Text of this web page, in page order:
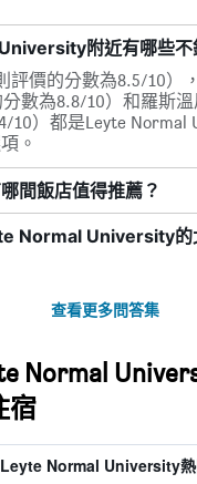
附近有哪些不
評價的分數為8.5/10）
分數為8.8/10）和羅斯
10）都是Leyte Normal
。
間飯店值得推薦？
Normal University的
查看更多問答集
Normal
宿
Leyte Normal University